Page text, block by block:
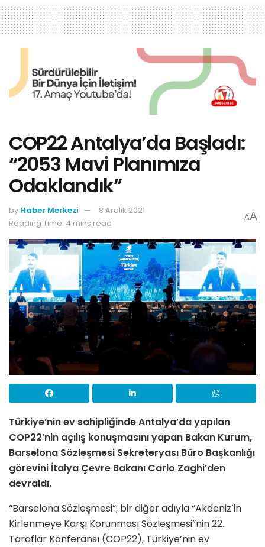
COP22 Antalya’da Başladı:
“2053 Mavi Planımıza
Odaklandık”
by Haber Merkezi
8 Aralık 2021
Reading Time: 4 mins read
AA
Türkiye’nin ev sahipliğinde Antalya’da yapılan
COP22’nin açılış konuşmasını yapan Bakan Kurum,
Barselona Sözleşmesi Sekreteryası Büro Başkanlığı
görevini İtalya Çevre Bakanı Carlo Zaghi’den
devraldı.
“Barselona Sözleşmesi”, bir diğer adıyla “Akdeniz’in
Kirlenmeye Karşı Korunması Sözleşmesi”nin 22.
Taraflar Konferansı (COP22), Türkiye’nin ev